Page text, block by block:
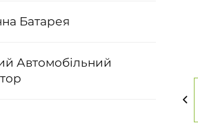
Батарея
Автомобільний